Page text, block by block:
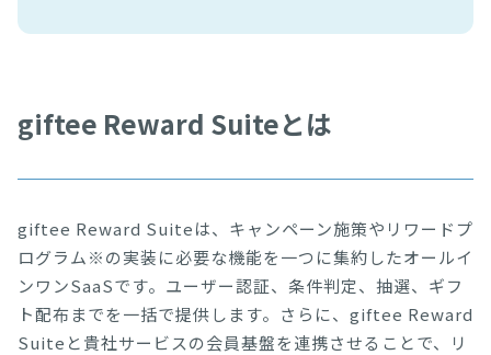
giftee Reward Suiteとは
giftee Reward Suiteは、キャンペーン施策やリワードプ
ログラム※の実装に必要な機能を一つに集約したオールイ
ンワンSaaSです。ユーザー認証、条件判定、抽選、ギフ
ト配布までを一括で提供します。さらに、giftee Reward
Suiteと貴社サービスの会員基盤を連携させることで、リ